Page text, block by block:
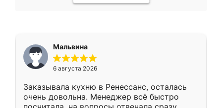
Мальвина
6 августа 2026
Заказывала кухню в Ренессанс, осталась
очень довольна. Менеджер всё быстро